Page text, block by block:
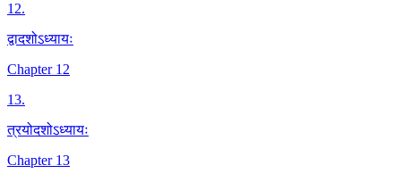
12.
द्वादशोऽध्यायः
Chapter 12
13.
त्रयोदशोऽध्यायः
Chapter 13